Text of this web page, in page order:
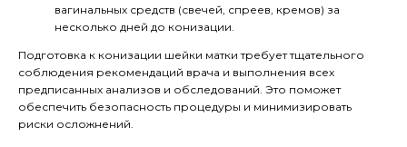
вагинальных средств (свечей, спреев, кремов) за
несколько дней до конизации.
Подготовка к конизации шейки матки требует тщательного
соблюдения рекомендаций врача и выполнения всех
предписанных анализов и обследований. Это поможет
обеспечить безопасность процедуры и минимизировать
риски осложнений.